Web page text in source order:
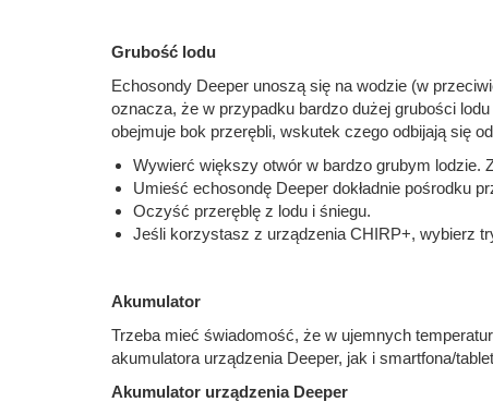
Grubość lodu
Echosondy Deeper unoszą się na wodzie (w
oznacza, że w przypadku bardzo dużej grubości
obejmuje bok przerębli, wskutek czego odbijają się
Wywierć większy otwór w bardzo grubym lodzie.
Umieść echosondę Deeper dokładnie pośrodku
Oczyść przeręblę z lodu i śniegu.
Jeśli korzystasz z urządzenia CHIRP+, wybierz
Akumulator
Trzeba mieć świadomość, że w ujemnych
akumulatora urządzenia Deeper, jak i smartfona/
Akumulator urządzenia Deeper